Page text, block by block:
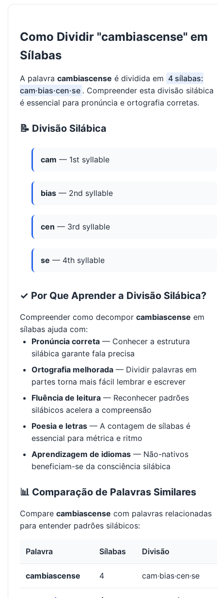
Como Dividir "cambiascense" em
Sílabas
A palavra cambiascense é dividida em 4 sílabas:
cam·bias·cen·se . Compreender esta divisão silábica
é essencial para pronúncia e ortografia corretas.
📝 Divisão Silábica
cam — 1st syllable
bias — 2nd syllable
cen — 3rd syllable
se — 4th syllable
✓ Por Que Aprender a Divisão Silábica?
Compreender como decompor cambiascense em
sílabas ajuda com:
Pronúncia correta — Conhecer a estrutura
silábica garante fala precisa
Ortografia melhorada — Dividir palavras em
partes torna mais fácil lembrar e escrever
Fluência de leitura — Reconhecer padrões
silábicos acelera a compreensão
Poesia e letras — A contagem de sílabas é
essencial para métrica e ritmo
Aprendizagem de idiomas — Não-nativos
beneficiam-se da consciência silábica
📊 Comparação de Palavras Similares
Compare cambiascense com palavras relacionadas
para entender padrões silábicos:
Palavra Sílabas Divisão
cambiascense 4 cam·bias·cen·se